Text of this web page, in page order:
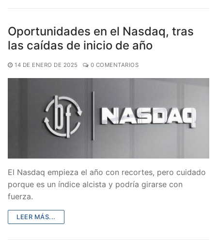
Oportunidades en el Nasdaq, tras
las caídas de inicio de año
14 DE ENERO DE 2025 0 COMENTARIOS
El Nasdaq empieza el año con recortes, pero cuidado
porque es un índice alcista y podría girarse con
fuerza.
LEER MÁS...